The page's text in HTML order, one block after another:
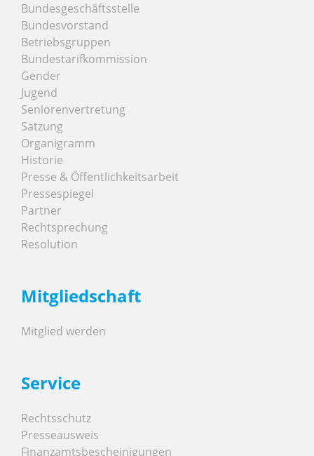
Bundesgeschäftsstelle
Bundesvorstand
Betriebsgruppen
Bundestarifkommission
Gender
Jugend
Seniorenvertretung
Satzung
Organigramm
Historie
Presse & Öffentlichkeitsarbeit
Pressespiegel
Partner
Rechtsprechung
Resolution
Mitgliedschaft
Mitglied werden
Service
Rechtsschutz
Presseausweis
Finanzamtsbescheinigungen